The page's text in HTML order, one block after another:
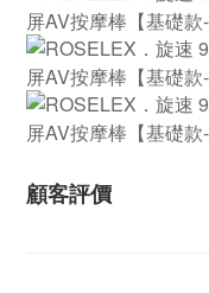
顧客評價